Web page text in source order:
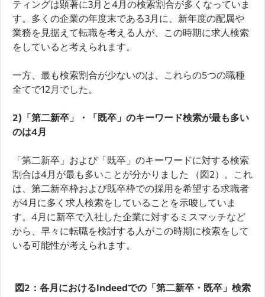
ティングは顕著に3月と4月の検索割合が多くなっていま
す。多くの企業の年度末である3月に、新年度の配属や
業務を見据えて転職を考える人が、この時期に求人検索
をしていると考えられます。
一方、最も検索割合が少ないのは、これらの5つの職種
全てで12月でした。
2)「第二新卒」・「既卒」のキーワード検索が最も多い
のは4月
「第二新卒」および「既卒」のキーワードに対する検索
割合は4月が最も多いことが分かりました （図2）。これ
は、第二新卒枠および既卒枠での採用を希望する求職者
が4月に多く求人検索をしていることを示唆していま
す。4月に新卒で入社した企業に対するミスマッチなど
から、早々に転職を検討する人がこの時期に検索をして
いる可能性が考えられます。
図2 ：各月におけるIndeedでの「第二新卒・既卒」検索